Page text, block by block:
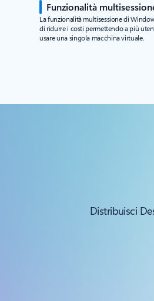
Funzionalità
La funzionalità multisessione di
di ridurre i costi permettendo a più
usare una singola macchina virtuale.
Distribuisci